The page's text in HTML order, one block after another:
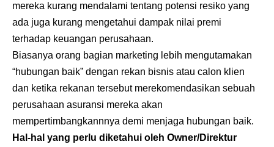
mereka kurang mendalami tentang potensi resiko yang
ada juga kurang mengetahui dampak nilai premi
terhadap keuangan perusahaan.
Biasanya orang bagian marketing lebih mengutamakan
“hubungan baik” dengan rekan bisnis atau calon klien
dan ketika rekanan tersebut merekomendasikan sebuah
perusahaan asuransi mereka akan
mempertimbangkannnya demi menjaga hubungan baik.
Hal-hal yang perlu diketahui oleh Owner/Direktur